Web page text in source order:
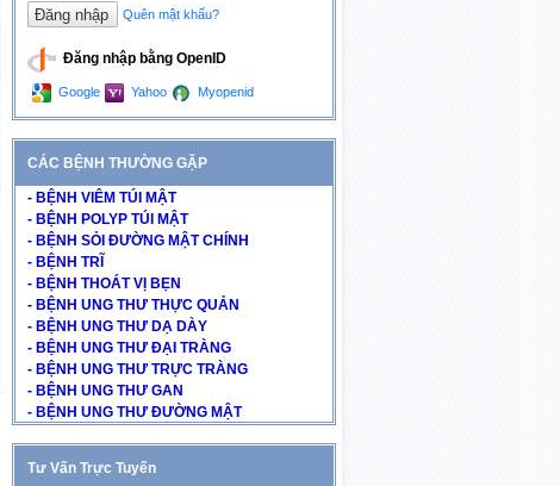
Quên mật khẩu?
Đăng nhập bằng OpenID
Google Yahoo Myopenid
CÁC BỆNH THƯỜNG GẶP
- BỆNH VIÊM TÚI MẬT
- BỆNH POLYP TÚI MẬT
- BỆNH SỎI ĐƯỜNG MẬT CHÍNH
- BỆNH TRĨ
- BỆNH THOÁT VỊ BẸN
- BỆNH UNG THƯ THỰC QUẢN
- BỆNH UNG THƯ DẠ DÀY
- BỆNH UNG THƯ ĐẠI TRÀNG
- BỆNH UNG THƯ TRỰC TRÀNG
- BỆNH UNG THƯ GAN
- BỆNH UNG THƯ ĐƯỜNG MẬT
Tư Vấn Trực Tuyến